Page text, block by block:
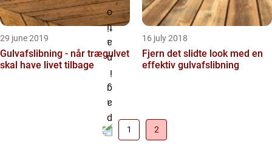
29 june 2019
Gulvafslibning - når trægulvet
skal have livet tilbage
16 july 2018
Fjern det slidte look med en
effektiv gulvafslibning
1 2